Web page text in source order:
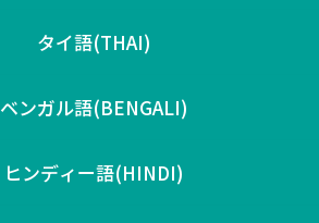
タイ語(THAI)
ベンガル語(BENGALI)
ヒンディー語(HINDI)